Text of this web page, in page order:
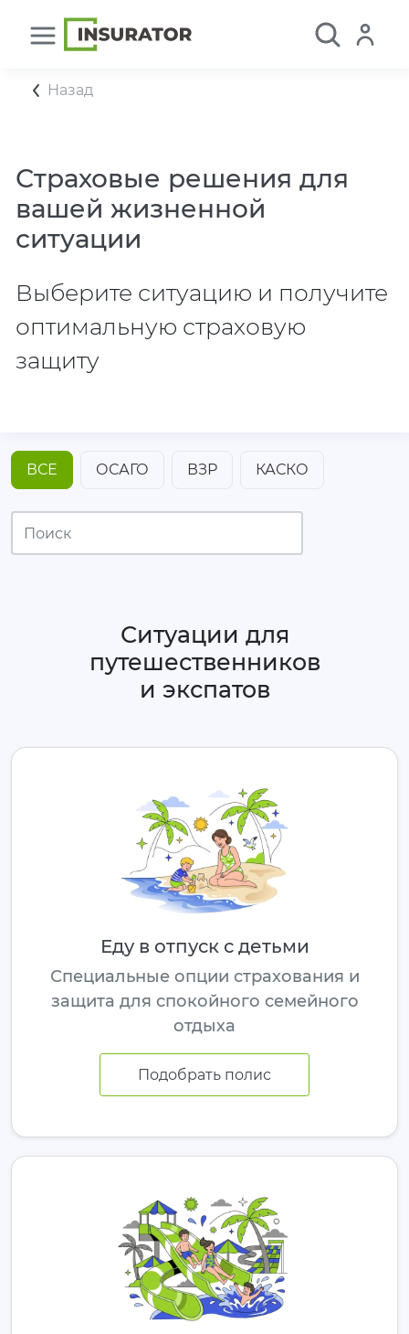
Назад
Страховые решения для
вашей жизненной
ситуации
Выберите ситуацию и получите
оптимальную страховую
защиту
ВСЕ ОСАГО ВЗР КАСКО
Ситуации для
путешественников
и экспатов
Еду в отпуск с детьми
Специальные опции страхования и
защита для спокойного семейного
отдыха
Подобрать полис